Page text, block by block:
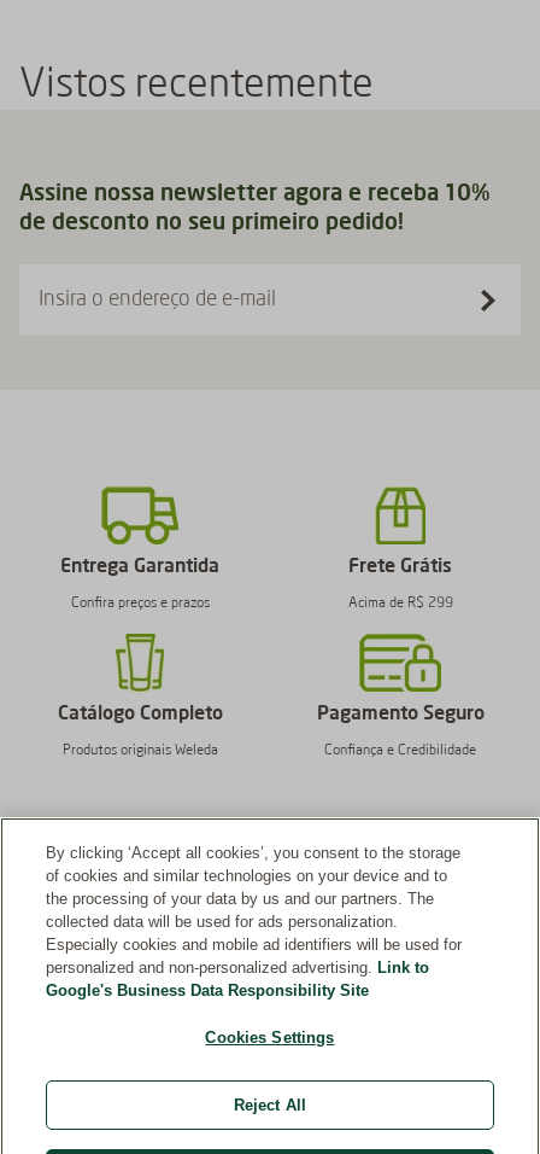
Vistos recentemente
Assine nossa newsletter agora e receba 10%
de desconto no seu primeiro pedido!
Insira o endereço de e-mail
Entrega Garantida
Confira preços e prazos
Frete Grátis
Acima de R$ 299
Catálogo Completo
Produtos originais Weleda
Pagamento Seguro
Confiança e Credibilidade
Clique no logotipo para mais detalhes
By clicking ‘Accept all cookies’, you consent to the storage
of cookies and similar technologies on your device and to
the processing of your data by us and our partners. The
collected data will be used for ads personalization.
Especially cookies and mobile ad identifiers will be used for
personalized and non-personalized advertising. Link to
Google's Business Data Responsibility Site
Cookies Settings
Reject All